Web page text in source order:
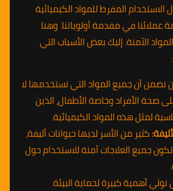
المفرط للمواد الكيميائية
عملائنا في مقدمة أولوياتنا. وهنا
الآمنة. إليك بعض الأسباب التي
نضمن أن جميع المواد التي نستخدمها لا
صحة الأفراد وخاصة الأطفال، الذين
لمثل هذه المواد الكيميائية.
كثير من الأسر لديها حيوانات أليفة،
جميع العلاجات آمنة للاستخدام حول
نولي أهمية كبيرة لحماية البيئة.